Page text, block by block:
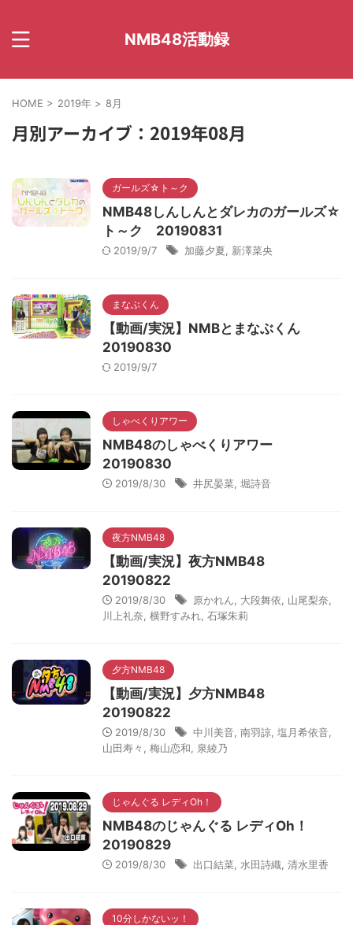
NMB48活動録
HOME > 2019年 > 8月
月別アーカイブ：2019年08月
ガールズ☆ト～ク
NMB48しんしんとダレカのガールズ☆
ト～ク 20190831
2019/9/7 加藤夕夏 新澤菜央
まなぶくん
【動画/実況】NMBとまなぶくん
20190830
2019/9/7
しゃべくりアワー
NMB48のしゃべくりアワー
20190830
2019/8/30 井尻晏菜 堀詩音
夜方NMB48
【動画/実況】夜方NMB48
20190822
2019/8/30 原かれん 大段舞依 山尾梨奈
川上礼奈 横野すみれ 石塚朱莉
夕方NMB48
【動画/実況】夕方NMB48
20190822
2019/8/30 中川美音 南羽諒 塩月希依音
山田寿々
梅山恋和 泉綾乃
じゃんぐる レディOh！
NMB48のじゃんぐる レディOh！
20190829
2019/8/30 出口結菜 水田詩織 清水里香
10分しかないッ！